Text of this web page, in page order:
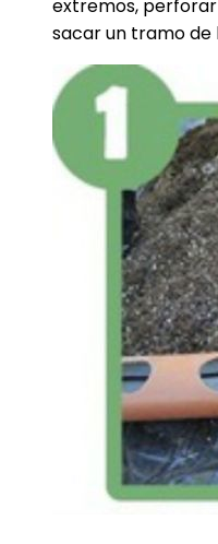
extremos,
sacar un tramo de